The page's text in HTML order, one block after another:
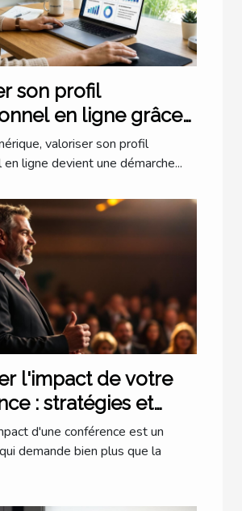
son profil
en ligne grâce
valoriser son profil
ligne devient une démarche...
l'impact de votre
: stratégies et
d'une conférence est un
demande bien plus que la